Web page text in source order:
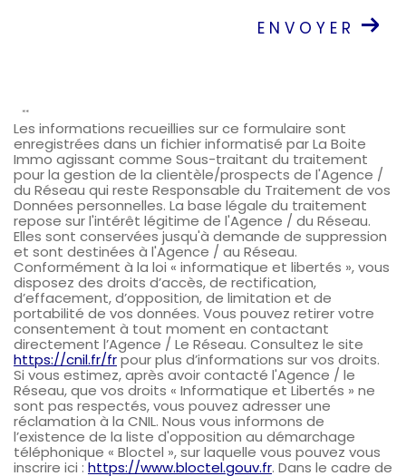
ENVOYER
**
Les informations recueillies sur ce formulaire sont
enregistrées dans un fichier informatisé par La Boite
Immo agissant comme Sous-traitant du traitement
pour la gestion de la clientèle/prospects de l'Agence /
du Réseau qui reste Responsable du Traitement de vos
Données personnelles. La base légale du traitement
repose sur l'intérêt légitime de l'Agence / du Réseau.
Elles sont conservées jusqu'à demande de suppression
et sont destinées à l'Agence / au Réseau.
Conformément à la loi « informatique et libertés », vous
disposez des droits d’accès, de rectification,
d’effacement, d’opposition, de limitation et de
portabilité de vos données. Vous pouvez retirer votre
consentement à tout moment en contactant
directement l’Agence / Le Réseau. Consultez le site
https://cnil.fr/frpour plus d’informations sur vos droits.
Si vous estimez, après avoir contacté l'Agence / le
Réseau, que vos droits « Informatique et Libertés » ne
sont pas respectés, vous pouvez adresser une
réclamation à la CNIL. Nous vous informons de
l’existence de la liste d'opposition au démarchage
téléphonique « Bloctel », sur laquelle vous pouvez vous
inscrire ici : https://www.bloctel.gouv.fr. Dans le cadre de